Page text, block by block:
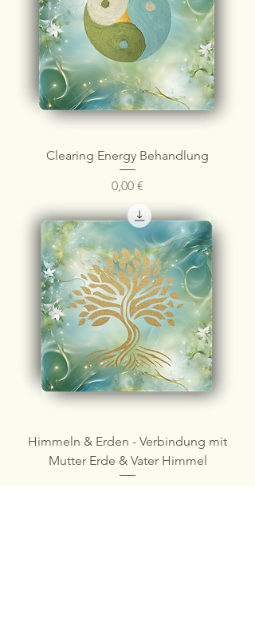
Clearing Energy Behandlung
Preis
0,00 €
Himmeln & Erden - Verbindung mit
Mutter Erde & Vater Himmel